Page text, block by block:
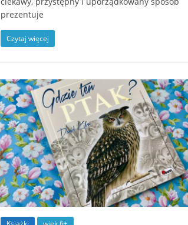
prezentuje
Czytaj więcej